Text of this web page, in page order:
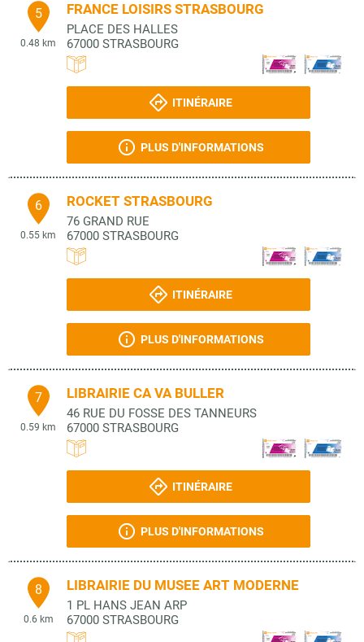
5
0.48 km
FRANCE LOISIRS STRASBOURG
PLACE DES HALLES
67000 STRASBOURG
ITINÉRAIRE
PLUS D'INFORMATIONS
6
0.55 km
ROCKET STRASBOURG
76 GRAND RUE
67000 STRASBOURG
ITINÉRAIRE
PLUS D'INFORMATIONS
7
0.59 km
LIBRAIRIE CA VA BULLER
46 RUE DU FOSSE DES TANNEURS
67000 STRASBOURG
ITINÉRAIRE
PLUS D'INFORMATIONS
8
0.6 km
LIBRAIRIE DU MUSEE ART MODERNE
1 PL HANS JEAN ARP
67000 STRASBOURG